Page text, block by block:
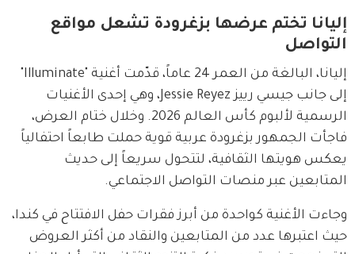
إليانا تختم عرضها بزغرودة تشعل مواقع
التواصل
إليانا، البالغة من العمر 24 عاماً، قدّمت أغنية "Illuminate"
إلى جانب جيسي رييز Jessie Reyez، وهي إحدى الأغنيات
الرسمية لألبوم كأس العالم 2026. وخلال ختام العرض،
فاجأت الجمهور بزغرودة عربية قوية حملت طابعاً احتفالياً
يعكس هويتها الثقافية، لتتحول سريعاً إلى حديث
المتابعين عبر منصات التواصل الاجتماعي.
وجاءت الأغنية كواحدة من أبرز فقرات حفل الافتتاح في كندا،
حيث اعتبرها عدد من المتابعين والنقاد من أكثر العروض